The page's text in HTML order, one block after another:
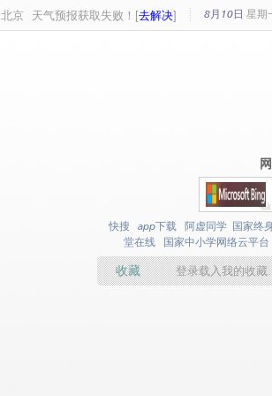
北京 天气预报获取失败！[去解决] 8月10日 星期
快搜 app下载 阿虚同学 国家终
堂在线
国家中小学网络云平台
收藏 登录载入我的收